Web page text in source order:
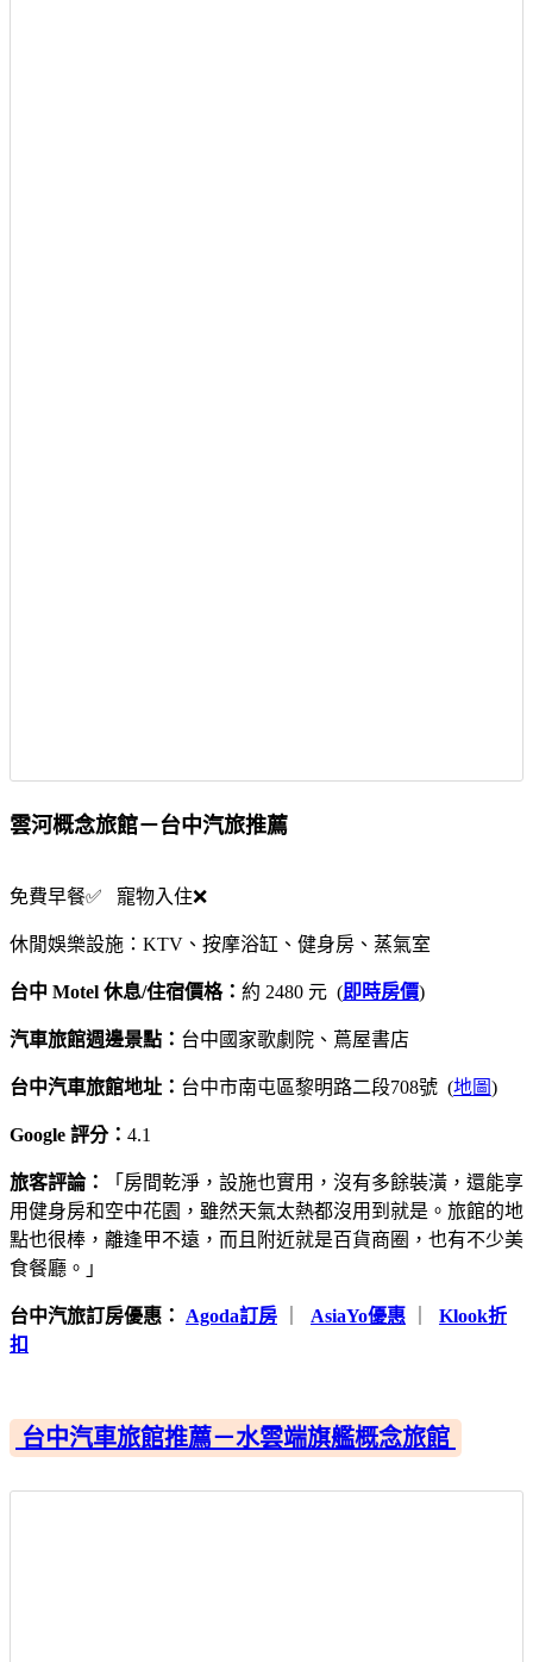
雲河概念旅館－台中汽旅推薦
免費早餐✅ 寵物入住❌
休閒娛樂設施：KTV、按摩浴缸、健身房、蒸氣室
台中 Motel 休息/住宿價格： 約 2480 元 (即時房價)
汽車旅館週邊景點： 台中國家歌劇院、蔦屋書店
台中汽車旅館地址： 台中市南屯區黎明路二段708號 (地圖)
Google 評分： 4.1
旅客評論：
「房間乾淨，設施也實用，沒有多餘裝潢，還能享
用健身房和空中花園，雖然天氣太熱都沒用到就是。旅館的地
點也很棒，離逢甲不遠，而且附近就是百貨商圈，也有不少美
食餐廳。」
台中汽旅訂房優惠： Agoda訂房 AsiaYo優惠
Klook折
扣
台中汽車旅館推薦－水雲端旗艦概念旅館